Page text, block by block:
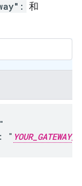
和
"